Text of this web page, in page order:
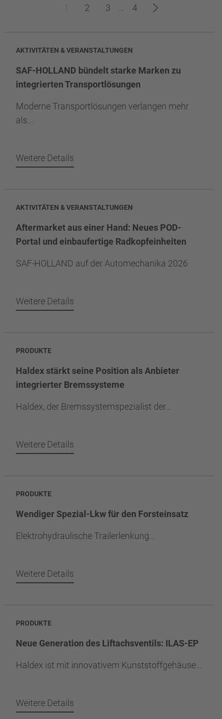
1 2 3 4
AKTIVITÄTEN & VERANSTALTUNGEN
SAF-HOLLAND bündelt starke Marken zu
integrierten Transportlösungen
Moderne Transportlösungen verlangen mehr
als...
Weitere Details
AKTIVITÄTEN & VERANSTALTUNGEN
Aftermarket aus einer Hand: Neues POD-
Portal und einbaufertige Radkopfeinheiten
SAF-HOLLAND auf der Automechanika 2026
Weitere Details
PRODUKTE
Haldex stärkt seine Position als Anbieter
integrierter Bremssysteme
Haldex, der Bremssystemspezialist der...
Weitere Details
PRODUKTE
Wendiger Spezial-Lkw für den Forsteinsatz
Elektrohydraulische Trailerlenkung...
Weitere Details
PRODUKTE
Neue Generation des Liftachsventils: ILAS-EP
Haldex ist mit innovativem Kunststoffgehäuse...
Weitere Details